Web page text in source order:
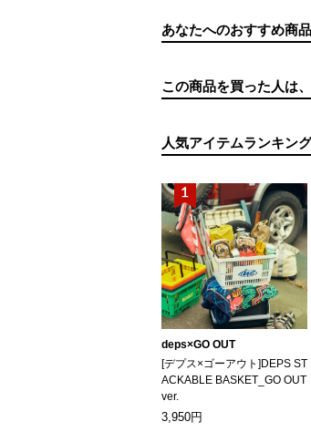
あなたへのおすすめ商品
この商品を買った人は
人気アイテムランキング
deps×GO OUT
[デプス×ゴーアウト]DEPS ST
ACKABLE BASKET_GO OUT
ver.
3,950円